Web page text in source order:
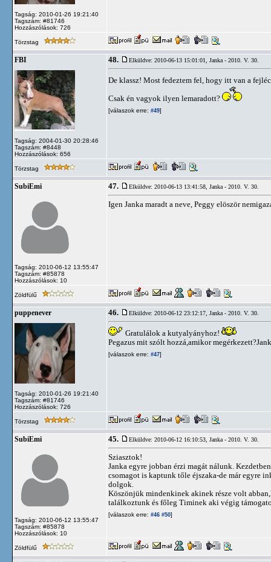
Tagság: 2010-01-26 19:21:40
Tagszám: #81746
Hozzászólások: 726
Törzstag
FBI
Tagság: 2004-01-30 20:28:46
Tagszám: #8448
Hozzászólások: 656
48. Elküldve: 2010-06-13 15:01:01, Janka - 2010. V. 30.
De klassz! Most fedeztem fel, hogy itt van a
Csak én vagyok ilyen lemaradott?
[válaszok erre: #49]
Törzstag
SubiEmi
Tagság: 2010-06-12 13:55:47
Tagszám: #85878
Hozzászólások: 10
47. Elküldve: 2010-06-13 13:41:58, Janka - 2010. V. 30.
Igen Janka maradt a neve, Peggy elöször
Zöldfülű
puppenever
Tagság: 2010-01-26 19:21:40
Tagszám: #81746
Hozzászólások: 726
46. Elküldve: 2010-06-12 23:12:17, Janka - 2010. V. 30.
Gratulálok a kutyalyányhoz!
Pegazus mit szólt hozzá,amikor
[válaszok erre: #47]
Törzstag
SubiEmi
Tagság: 2010-06-12 13:55:47
Tagszám: #85878
Hozzászólások: 10
45. Elküldve: 2010-06-12 16:10:53, Janka - 2010. V. 30.
Sziasztok!
Janka egyre jobban érzi magát nálunk.
csomagot is kaptunk tőle éjszaka-de már egyre
dolgok.
Köszönjük mindenkinek akinek része volt
találkoztunk és főleg Timinek aki végig
[válaszok erre: #46 #50]
Zöldfülű